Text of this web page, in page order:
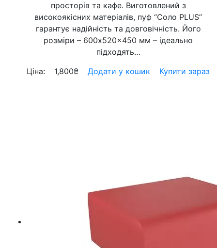
просторів та кафе. Виготовлений з
високоякісних матеріалів, пуф “Соло PLUS”
гарантує надійність та довговічність. Його
розміри – 600x520x450 мм – ідеально
підходять…
Ціна:
1,800₴ Додати у кошик Купити зараз